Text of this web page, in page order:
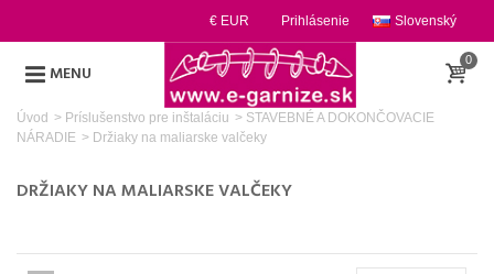
Slovenský
Prihlásenie
€ EUR
MENU
0
Úvod > Príslušenstvo pre inštaláciu > STAVEBNÉ A DOKONČOVACIE
NÁRADIE > Držiaky na maliarske valčeky
DRŽIAKY NA MALIARSKE VALČEKY